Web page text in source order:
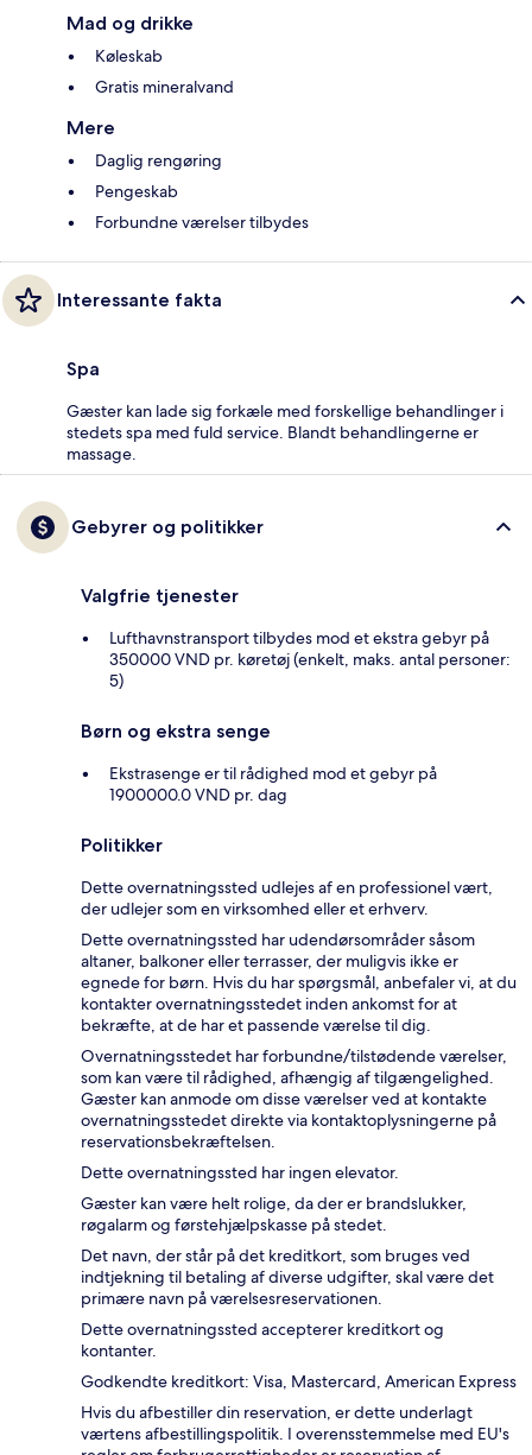
Mad og drikke
Køleskab
Gratis mineralvand
Mere
Daglig rengøring
Pengeskab
Forbundne værelser tilbydes
Interessante fakta
Spa
Gæster kan lade sig forkæle med forskellige behandlinger i
stedets spa med fuld service. Blandt behandlingerne er
massage.
Gebyrer og politikker
Valgfrie tjenester
Lufthavnstransport tilbydes mod et ekstra gebyr på
350000 VND pr. køretøj (enkelt, maks. antal personer:
5)
Børn og ekstra senge
Ekstrasenge er til rådighed mod et gebyr på
1900000.0 VND pr. dag
Politikker
Dette overnatningssted udlejes af en professionel vært,
der udlejer som en virksomhed eller et erhverv.
Dette overnatningssted har udendørsområder såsom
altaner, balkoner eller terrasser, der muligvis ikke er
egnede for børn. Hvis du har spørgsmål, anbefaler vi, at du
kontakter overnatningsstedet inden ankomst for at
bekræfte, at de har et passende værelse til dig.
Overnatningsstedet har forbundne/tilstødende værelser,
som kan være til rådighed, afhængig af tilgængelighed.
Gæster kan anmode om disse værelser ved at kontakte
overnatningsstedet direkte via kontaktoplysningerne på
reservationsbekræftelsen.
Dette overnatningssted har ingen elevator.
Gæster kan være helt rolige, da der er brandslukker,
røgalarm og førstehjælpskasse på stedet.
Det navn, der står på det kreditkort, som bruges ved
indtjekning til betaling af diverse udgifter, skal være det
primære navn på værelsesreservationen.
Dette overnatningssted accepterer kreditkort og
kontanter.
Godkendte kreditkort: Visa, Mastercard, American Express
Hvis du afbestiller din reservation, er dette underlagt
værtens afbestillingspolitik. I overensstemmelse med EU's